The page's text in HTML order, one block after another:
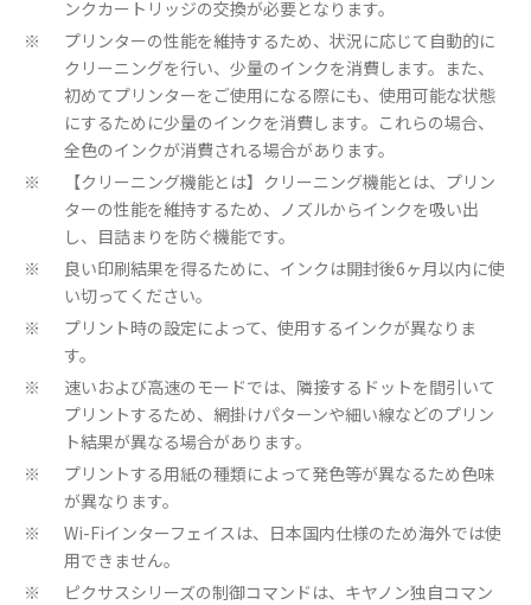
ンクカートリッジの交換が必要となります。
※
プリンターの性能を維持するため、状況に応じて自動的に
クリーニングを行い、少量のインクを消費します。また、
初めてプリンターをご使用になる際にも、使用可能な状態
にするために少量のインクを消費します。これらの場合、
全色のインクが消費される場合があります。
※
【クリーニング機能とは】クリーニング機能とは、プリン
ターの性能を維持するため、ノズルからインクを吸い出
し、目詰まりを防ぐ機能です。
※
良い印刷結果を得るために、インクは開封後6ヶ月以内に使
い切ってください。
※
プリント時の設定によって、使用するインクが異なりま
す。
※
速いおよび高速のモードでは、隣接するドットを間引いて
プリントするため、網掛けパターンや細い線などのプリン
ト結果が異なる場合があります。
※
プリントする用紙の種類によって発色等が異なるため色味
が異なります。
※
Wi-Fiインターフェイスは、日本国内仕様のため海外では使
用できません。
※
ピクサスシリーズの制御コマンドは、キヤノン独自コマン